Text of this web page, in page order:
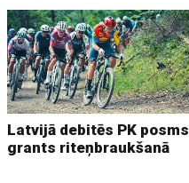
Latvijā debitēs PK posms
grants riteņbraukšanā